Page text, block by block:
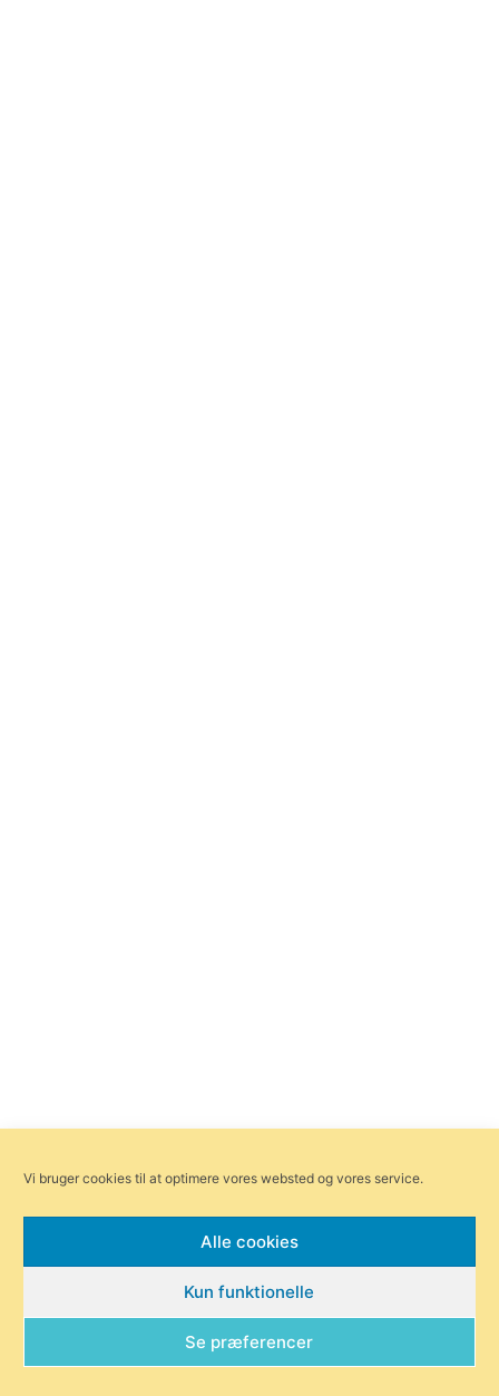
Vi bruger cookies til at optimere vores websted og vores service.
Alle cookies
Kun funktionelle
Se præferencer